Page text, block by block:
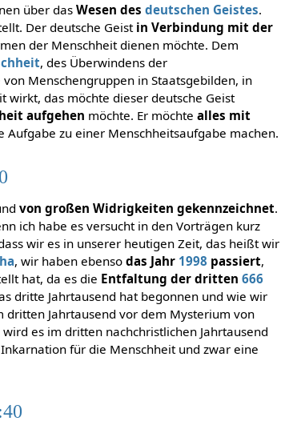
über dasWesen desdeutschen Geistes.
Der deutsche Geist in Verbindung mit der
der Menschheit dienen möchte. Dem
, des Überwindens der
Menschengruppen in Staatsgebilden, in
wirkt, das möchte dieser deutsche Geist
aufgehen möchte. Er möchtealles mit
Aufgabe zu einer Menschheitsaufgabe machen.
von großen Widrigkeiten gekennzeichnet.
ich habe es versucht in den Vorträgen kurz
wir es in unserer heutigen Zeit, das heißt wir
, wir haben ebensodas Jahr 1998 passiert,
hat, da es die Entfaltung der dritten666
dritte Jahrtausend hat begonnen und wie wir
dritten Jahrtausend vor dem Mysterium von
es im dritten nachchristlichen Jahrtausend
für die Menschheit und zwar eine